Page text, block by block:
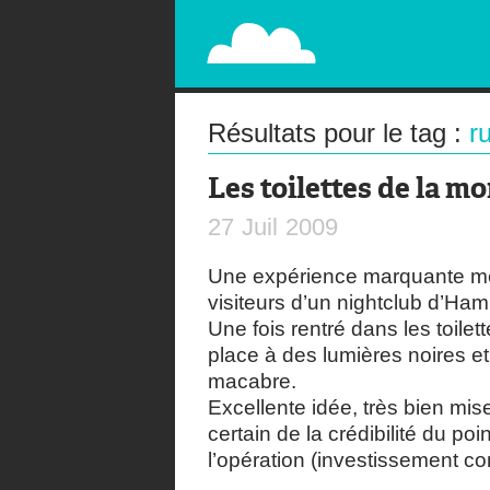
PAPERPLANE
STREET, AMBIENT, GUÉRILLA MARKETING
Résultats pour le tag :
Les toilettes de la
27 Juil 2009
Une expérience marquante
visiteurs d’un nightclub
Une fois rentré dans les
place à des lumières noires
macabre.
Excellente idée, très bien
certain de la crédibilité du
l’opération (investissement